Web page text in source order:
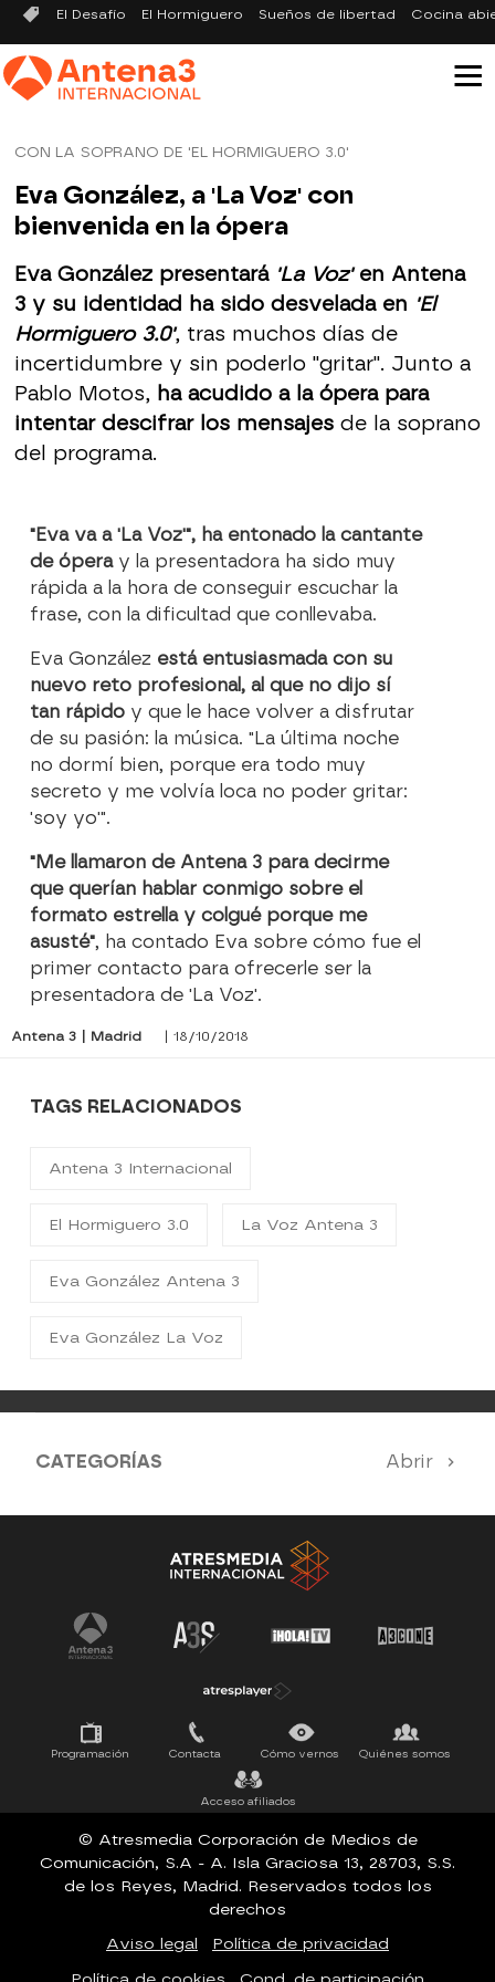
El Desafío El Hormiguero Sueños de libertad Cocina
CON LA SOPRANO DE 'EL HORMIGUERO 3.0'
Eva González, a 'La Voz' con
bienvenida en la ópera
Eva González presentará'La Voz'en Antena
3 y su identidad ha sido desvelada en 'El
Hormiguero 3.0', tras muchos días de
incertidumbre y sin poderlo "gritar". Junto a
Pablo Motos, ha acudido a la ópera para
intentar descifrar los mensajesde la soprano
del programa.
"Eva va a 'La Voz'", ha entonado la cantante
de óperay la presentadora ha sido muy
rápida a la hora de conseguir escuchar la
frase, con la dificultad que conllevaba.
Eva González está entusiasmada con su
nuevo reto profesional, al que no dijo sí
tan rápido y que le hace volver a disfrutar
de su pasión: la música. "La última noche
no dormí bien, porque era todo muy
secreto y me volvía loca no poder gritar:
'soy yo'".
"Me llamaron de Antena 3 para decirme
que querían hablar conmigo sobre el
formato estrella y colgué porque me
asusté", ha contado Eva sobre cómo fue el
primer contacto para ofrecerle ser la
presentadora de 'La Voz'.
Antena 3 | Madrid | 18/10/2018
TAGS RELACIONADOS
Antena 3 Internacional
El Hormiguero 3.0 La Voz Antena 3
Eva González Antena 3
Eva González La Voz
CATEGORÍAS Abrir
Antena 3 Noticias El Hormiguero
La Ruleta de la Suerte Tu cara me suena
Pasapalabra
Programación Contacta Cómo vernos Quiénes somos
Acceso afiliados
© Atresmedia Corporación de Medios de
Comunicación, S.A - A. Isla Graciosa 13, 28703, S.S.
de los Reyes, Madrid. Reservados todos los
derechos
Aviso legal
Política de privacidad